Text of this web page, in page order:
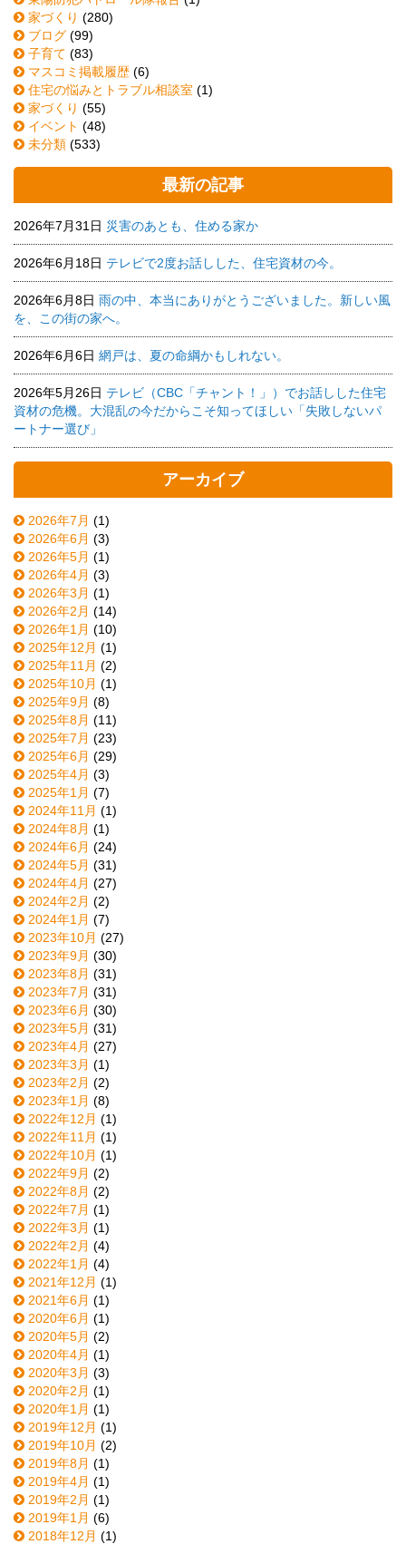
家づくり (280)
ブログ (99)
子育て (83)
マスコミ掲載履歴 (6)
住宅の悩みとトラブル相談室 (1)
家づくり (55)
イベント (48)
未分類 (533)
最新の記事
2026年7月31日 災害のあとも、住める家か
2026年6月18日 テレビで2度お話しした、住宅資材の今。
2026年6月8日 雨の中、本当にありがとうございました。新しい風
を、この街の家へ。
2026年6月6日 網戸は、夏の命綱かもしれない。
2026年5月26日 テレビ（CBC「チャント！」）でお話しした住宅
資材の危機。大混乱の今だからこそ知ってほしい「失敗しないパ
ートナー選び」
アーカイブ
2026年7月 (1)
2026年6月 (3)
2026年5月 (1)
2026年4月 (3)
2026年3月 (1)
2026年2月 (14)
2026年1月 (10)
2025年12月 (1)
2025年11月 (2)
2025年10月 (1)
2025年9月 (8)
2025年8月 (11)
2025年7月 (23)
2025年6月 (29)
2025年4月 (3)
2025年1月 (7)
2024年11月 (1)
2024年8月 (1)
2024年6月 (24)
2024年5月 (31)
2024年4月 (27)
2024年2月 (2)
2024年1月 (7)
2023年10月 (27)
2023年9月 (30)
2023年8月 (31)
2023年7月 (31)
2023年6月 (30)
2023年5月 (31)
2023年4月 (27)
2023年3月 (1)
2023年2月 (2)
2023年1月 (8)
2022年12月 (1)
2022年11月 (1)
2022年10月 (1)
2022年9月 (2)
2022年8月 (2)
2022年7月 (1)
2022年3月 (1)
2022年2月 (4)
2022年1月 (4)
2021年12月 (1)
2021年6月 (1)
2020年6月 (1)
2020年5月 (2)
2020年4月 (1)
2020年3月 (3)
2020年2月 (1)
2020年1月 (1)
2019年12月 (1)
2019年10月 (2)
2019年8月 (1)
2019年4月 (1)
2019年2月 (1)
2019年1月 (6)
2018年12月 (1)